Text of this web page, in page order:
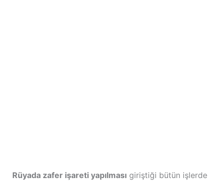
Rüyada zafer işareti yapılmasıgiriştiği bütün işlerde